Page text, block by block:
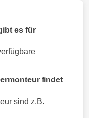
es für
findet
sind z.B.